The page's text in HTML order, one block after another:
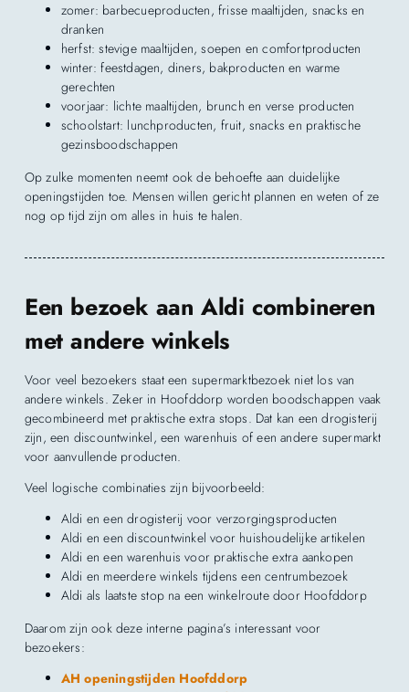
zomer: barbecueproducten, frisse maaltijden, snacks en
dranken
herfst: stevige maaltijden, soepen en comfortproducten
winter: feestdagen, diners, bakproducten en warme
gerechten
voorjaar: lichte maaltijden, brunch en verse producten
schoolstart: lunchproducten, fruit, snacks en praktische
gezinsboodschappen
Op zulke momenten neemt ook de behoefte aan duidelijke
openingstijden toe. Mensen willen gericht plannen en weten of ze
nog op tijd zijn om alles in huis te halen.
Een bezoek aan Aldi combineren
met andere winkels
Voor veel bezoekers staat een supermarktbezoek niet los van
andere winkels. Zeker in Hoofddorp worden boodschappen vaak
gecombineerd met praktische extra stops. Dat kan een drogisterij
zijn, een discountwinkel, een warenhuis of een andere supermarkt
voor aanvullende producten.
Veel logische combinaties zijn bijvoorbeeld:
Aldi en een drogisterij voor verzorgingsproducten
Aldi en een discountwinkel voor huishoudelijke artikelen
Aldi en een warenhuis voor praktische extra aankopen
Aldi en meerdere winkels tijdens een centrumbezoek
Aldi als laatste stop na een winkelroute door Hoofddorp
Daarom zijn ook deze interne pagina’s interessant voor
bezoekers:
AH openingstijden Hoofddorp